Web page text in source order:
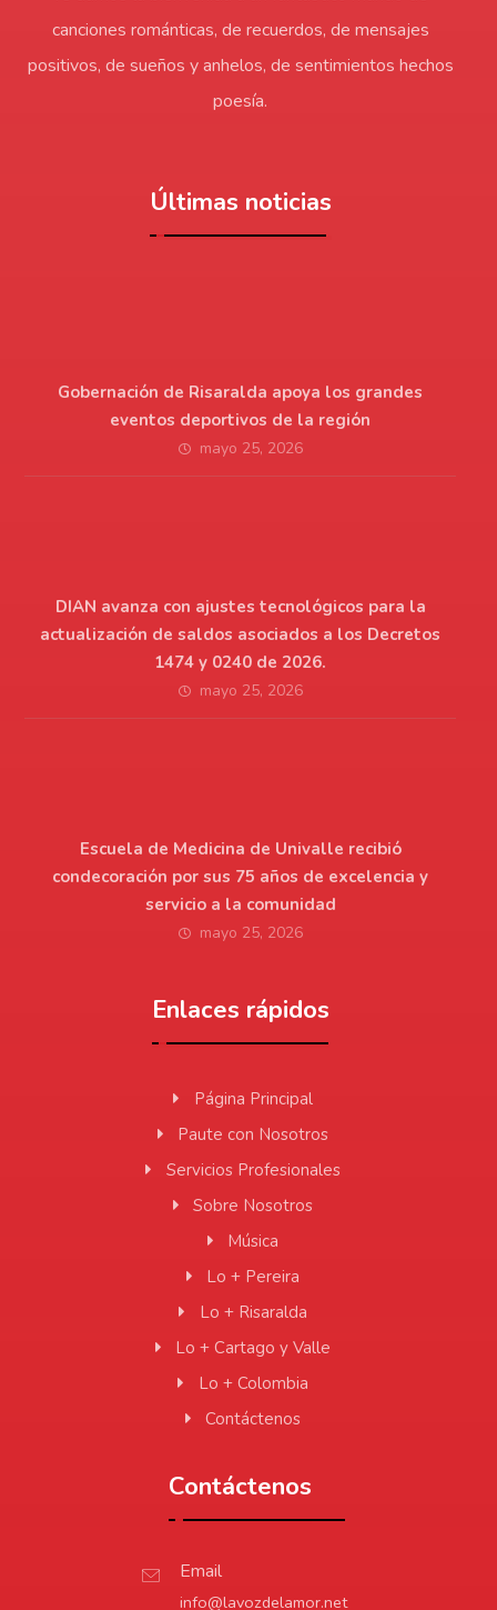
canciones románticas, de recuerdos, de mensajes
positivos, de sueños y anhelos, de sentimientos hechos
poesía.
Últimas noticias
Gobernación de Risaralda apoya los grandes
eventos deportivos de la región
mayo 25, 2026
DIAN avanza con ajustes tecnológicos para la
actualización de saldos asociados a los Decretos
1474 y 0240 de 2026.
mayo 25, 2026
Escuela de Medicina de Univalle recibió
condecoración por sus 75 años de excelencia y
servicio a la comunidad
mayo 25, 2026
Enlaces rápidos
Página Principal
Paute con Nosotros
Servicios Profesionales
Sobre Nosotros
Música
Lo + Pereira
Lo + Risaralda
Lo + Cartago y Valle
Lo + Colombia
Contáctenos
Contáctenos
Email
info@lavozdelamor.net